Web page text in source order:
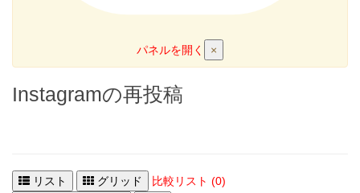
パネルを開く ×
Instagramの再投稿
リスト グリッド 比較リスト (0)